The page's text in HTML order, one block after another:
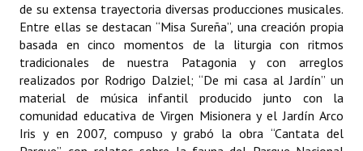
de su extensa trayectoria diversas producciones musicales.
Entre ellas se destacan “Misa Sureña”, una creación propia
basada en cinco momentos de la liturgia con ritmos
tradicionales de nuestra Patagonia y con arreglos
realizados por Rodrigo Dalziel; “De mi casa al Jardín” un
material de música infantil producido junto con la
comunidad educativa de Virgen Misionera y el Jardín Arco
Iris y en 2007, compuso y grabó la obra “Cantata del